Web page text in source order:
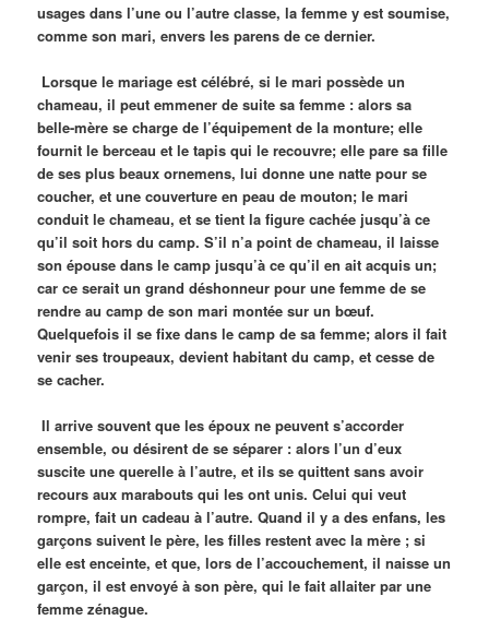
usages dans l’une ou l’autre classe, la femme y est soumise,
comme son mari, envers les parens de ce dernier.
Lorsque le mariage est célébré, si le mari possède un
chameau, il peut emmener de suite sa femme : alors sa
belle-mère se charge de l’équipement de la monture; elle
fournit le berceau et le tapis qui le recouvre; elle pare sa fille
de ses plus beaux ornemens, lui donne une natte pour se
coucher, et une couverture en peau de mouton; le mari
conduit le chameau, et se tient la figure cachée jusqu’à ce
qu’il soit hors du camp. S’il n’a point de chameau, il laisse
son épouse dans le camp jusqu’à ce qu’il en ait acquis un;
car ce serait un grand déshonneur pour une femme de se
rendre au camp de son mari montée sur un bœuf.
Quelquefois il se fixe dans le camp de sa femme; alors il fait
venir ses troupeaux, devient habitant du camp, et cesse de
se cacher.
Il arrive souvent que les époux ne peuvent s’accorder
ensemble, ou désirent de se séparer : alors l’un d’eux
suscite une querelle à l’autre, et ils se quittent sans avoir
recours aux marabouts qui les ont unis. Celui qui veut
rompre, fait un cadeau à l’autre. Quand il y a des enfans, les
garçons suivent le père, les filles restent avec la mère ; si
elle est enceinte, et que, lors de l’accouchement, il naisse un
garçon, il est envoyé à son père, qui le fait allaiter par une
femme zénague.